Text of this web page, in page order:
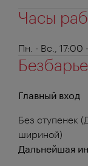
Часы
Пн. - Вс., 17:00
Главный вход
Без ступенек
шириной)
Дальнейшая